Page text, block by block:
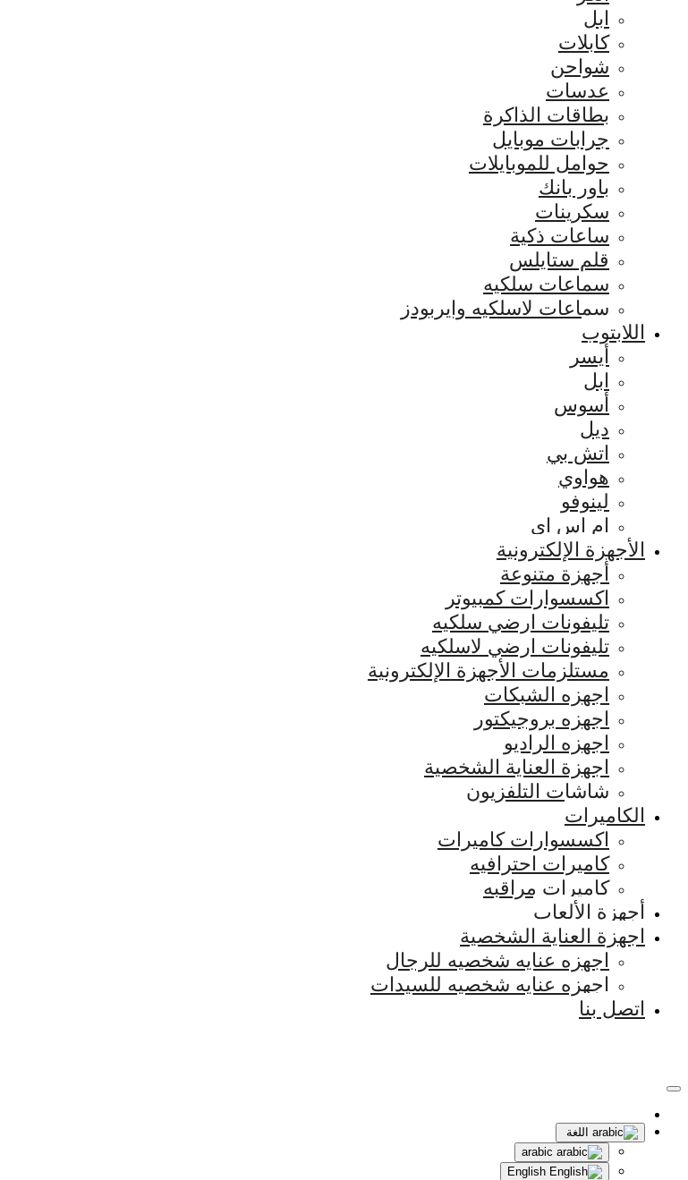
ابل
كابلات
شواحن
عدسات
بطاقات الذاكرة
جرابات موبايل
حوامل للموبايلات
باور بانك
سكرينات
ساعات ذكية
قلم ستايلس
سماعات سلكيه
سماعات لاسلكيه وايربودز
اللابتوب
أيسر
ابل
أسوس
ديل
اتش بي
هواوي
لينوفو
ام اس اي
الأجهزة الإلكترونية
أجهزة متنوعة
اكسسوارات كمبيوتر
تليفونات ارضي سلكيه
تليفونات ارضي لاسلكيه
مستلزمات الأجهزة الإلكترونية
اجهزه الشبكات
اجهزه بروجيكتور
اجهزه الراديو
اجهزة العناية الشخصية
شاشات التلفزيون
الكاميرات
اكسسوارات كاميرات
كاميرات احترافيه
كاميرات مراقبه
أجهزة الألعاب
اجهزة العناية الشخصية
اجهزه عنايه شخصيه للرجال
اجهزه عنايه شخصيه للسيدات
اتصل بنا
اللغة